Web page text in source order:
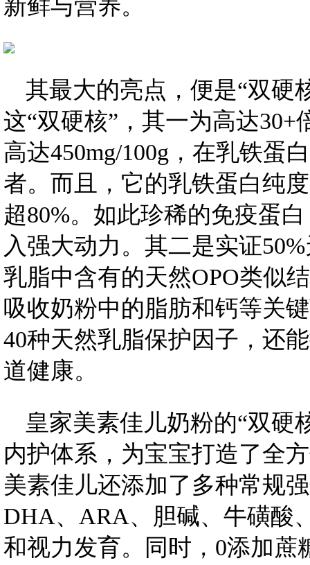
新鲜与营养。
其最大的亮点，便是“双硬
这“双硬核”，其一为高达
高达450mg/100g，在乳铁蛋
者。而且，它的乳铁蛋白纯
超80%。如此珍稀的免疫蛋
入强大动力。其二是实证
乳脂中含有的天然OPO类似
吸收奶粉中的脂肪和钙等关
40种天然乳脂保护因子，还
道健康。
皇家美素佳儿奶粉的“双硬
内护体系，为宝宝打造了全
美素佳儿还添加了多种常规
DHA、ARA、胆碱、牛磺酸
和视力发育。同时，0添加蔗